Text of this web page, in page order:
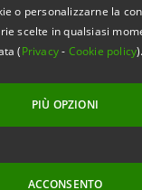
o personalizzarne la
scelte in qualsiasi
(Privacy- Cookie policy).
PIÙ OPZIONI
ACCONSENTO
Domani,
2015 nello spazio
marchigiana che
gruppi
agli
dall’avio al